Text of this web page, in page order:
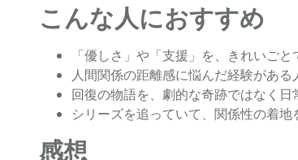
こんな人におすすめ
「優しさ」や「支援」を、きれいご
人間関係の距離感に悩んだ経験がある
回復の物語を、劇的な奇跡ではなく
シリーズを追っていて、関係性の着地
感想